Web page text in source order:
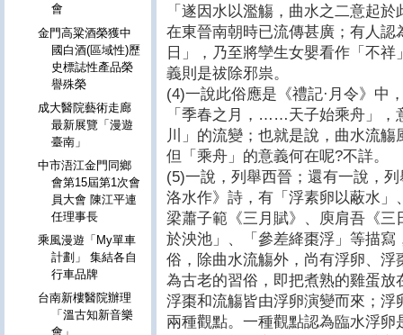
「遂因水以濫觴，曲水之二意起
在東晉南朝時已流傳甚廣；有人
日」，乃至將孿生女嬰看作「不
義則是祓除邪祟。
(4)一說此俗應是《禮記·月令》中
「季春之月，……天子始乘舟」，
川」的流變；也就是說，曲水流
但「乘舟」的意義何在呢?不詳。
(5)一說，列舉西晉；還有一說，
洛水作》詩，有「浮素卵以蔽水
梁蕭子範《三月賦》、庾肩吾《
於泱池」、「參差絳棗浮」等描
俗，除曲水流觴外，尚有浮卵、
為古老的習俗，即把煮熟的雞蛋
浮棗和流觴皆由浮卵演變而來；
兩種觀點。一種觀點認為臨水浮
會
金門高粱酒榮獲中
國白酒(區域性)歷
史標誌性產品榮
譽殊榮
成大醫院藝術走廊
最新展覽「漫遊
臺南」
中市浯江金門同鄉
會第15屆第1次會
員大會 陳江平連
任理事長
乘風漫遊「My單車
計劃」 集結各自
行車品牌
台南新樓醫院辦理
「溫古知新音樂
會」